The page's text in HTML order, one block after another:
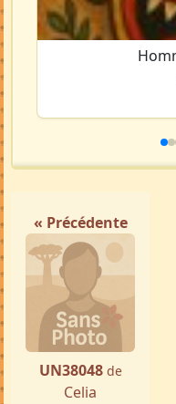
« Précédente
UN38048 de
Celia